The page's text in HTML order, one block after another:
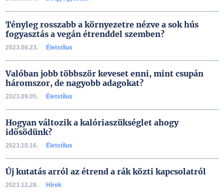
Tényleg rosszabb a környezetre nézve a sok hús
fogyasztás a vegán étrenddel szemben?
2023.08.23. Életstílus
Valóban jobb többször keveset enni, mint csupán
háromszor, de nagyobb adagokat?
2023.09.05. Életstílus
Hogyan változik a kalóriaszükséglet ahogy
idősödünk?
2023.10.16. Életstílus
Új kutatás arról az étrend a rák közti kapcsolatról
2023.12.28. Hírek